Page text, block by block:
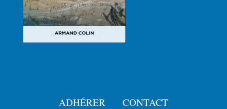
ADHÉRER
CONTACT